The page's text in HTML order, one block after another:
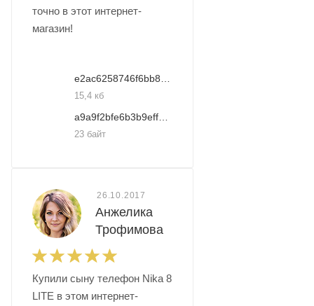
точно в этот интернет-
магазин!
15,4 кб
23 байт
26.10.2017
Анжелика
Трофимова
Купили сыну телефон Nika 8
LITE в этом интернет-